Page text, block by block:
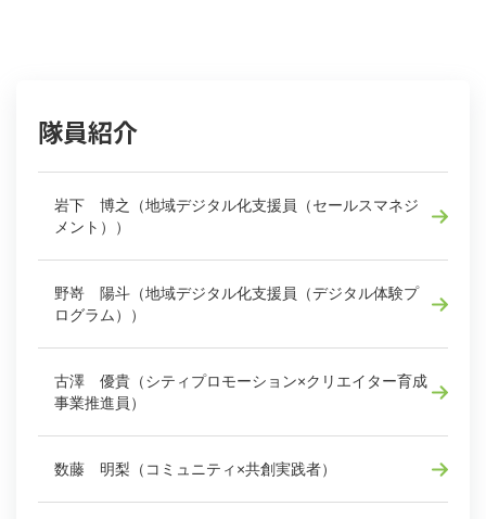
隊員紹介
岩下 博之（地域デジタル化支援員（セールスマネジ
メント））
野嵜 陽斗（地域デジタル化支援員（デジタル体験プ
ログラム））
古澤 優貴（シティプロモーション×クリエイター育成
事業推進員）
数藤 明梨（コミュニティ×共創実践者）